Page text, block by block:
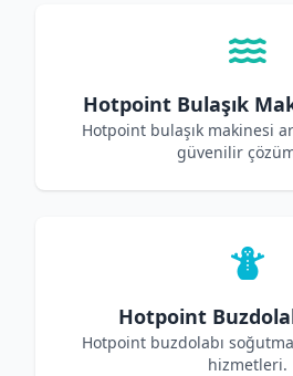
Hotpoint Bulaşık
Hotpoint bulaşık makinesi
güvenilir
Hotpoint
Hotpoint buzdolabı
hizmetleri.